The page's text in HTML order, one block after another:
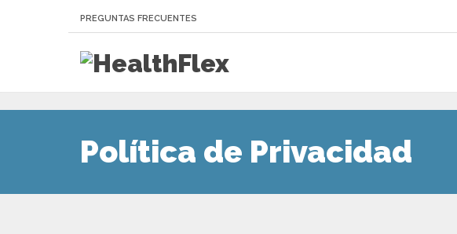
PREGUNTAS FRECUENTES
Política de Privacidad